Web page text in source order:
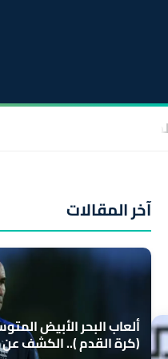
آخر المقالات
(كرة القدم ).. الكشف عن